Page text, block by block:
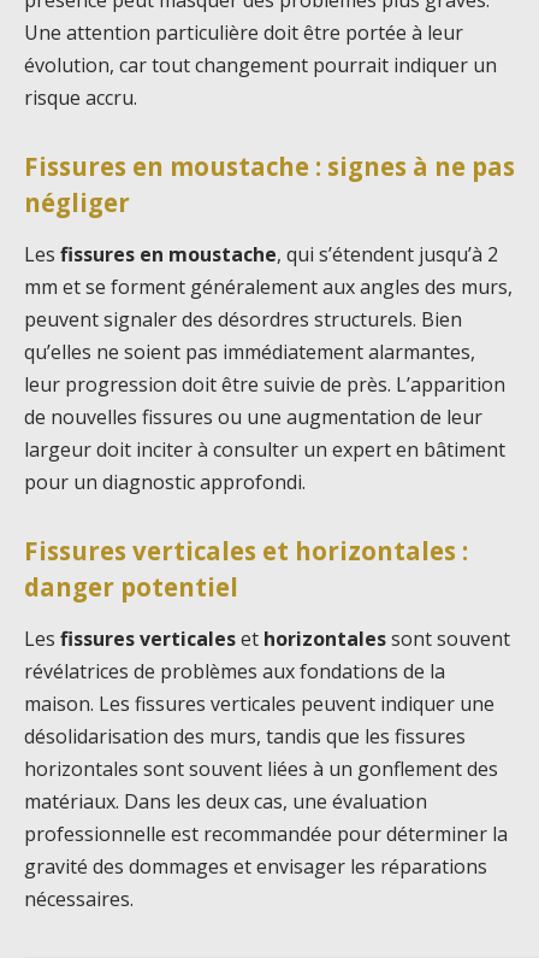
Une attention particulière doit être portée à leur
évolution, car tout changement pourrait indiquer un
risque accru.
Fissures en moustache : signes à ne pas
négliger
Les fissures en moustache, qui s’étendent jusqu’à 2
mm et se forment généralement aux angles des murs,
peuvent signaler des désordres structurels. Bien
qu’elles ne soient pas immédiatement alarmantes,
leur progression doit être suivie de près. L’apparition
de nouvelles fissures ou une augmentation de leur
largeur doit inciter à consulter un expert en bâtiment
pour un diagnostic approfondi.
Fissures verticales et horizontales :
danger potentiel
Les fissures verticaleset horizontalessont souvent
révélatrices de problèmes aux fondations de la
maison. Les fissures verticales peuvent indiquer une
désolidarisation des murs, tandis que les fissures
horizontales sont souvent liées à un gonflement des
matériaux. Dans les deux cas, une évaluation
professionnelle est recommandée pour déterminer la
gravité des dommages et envisager les réparations
nécessaires.